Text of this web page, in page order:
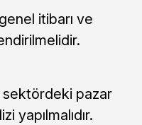
itibarı ve
sektördeki pazar
yapılmalıdır.